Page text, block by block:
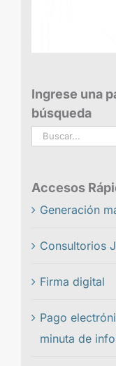
Ingrese una
búsqueda
Buscar:
Accesos
Generación
Consultorios
Firma digital
Pago
minuta de